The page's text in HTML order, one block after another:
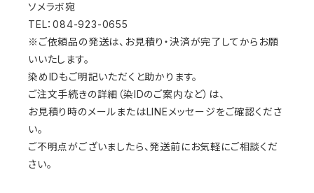
ソメラボ宛
TEL：084-923-0655
※ご依頼品の発送は、お見積り・決済が完了してからお願
いいたします。
染めIDもご明記いただくと助かります。
ご注文手続きの詳細（染IDのご案内など）は、
お見積り時のメールまたはLINEメッセージをご確認くださ
い。
ご不明点がございましたら、発送前にお気軽にご相談くだ
さい。